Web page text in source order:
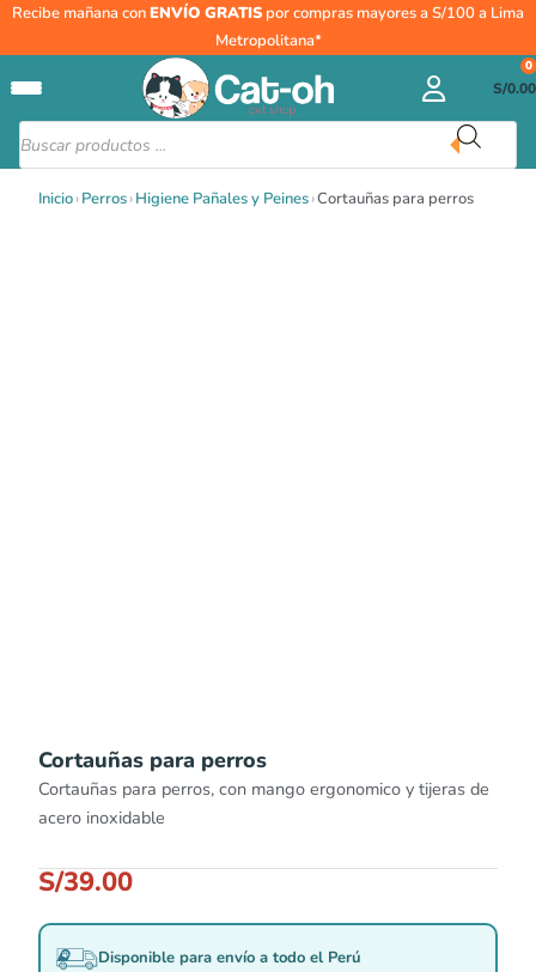
Recibe mañana conENVÍO GRATIS por compras mayores a S/100 a Lima
Metropolitana*
Búsqueda
de
productos
S/0.00
0
Inicio›Perros›Higiene Pañales y Peines›Cortauñas para perros
Cortauñas para perros
Cortauñas para perros, con mango ergonomico y tijeras de
acero inoxidable
S/39.00
Disponible para envío a todo el Perú